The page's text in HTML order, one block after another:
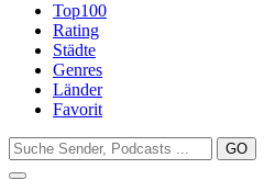
Top100
Rating
Städte
Genres
Länder
Favorit
GO